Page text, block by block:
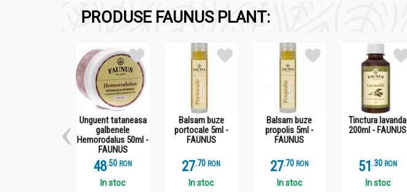
Ingrediente:
Păducel (Crataegus monogyna) flori, frunze (30%),
Talpa-gâștei (Leonurus cardiaca) părți aeriene (30%),
Coada-calului (Equisetum arvense) părți aeriene (10%),
Coada-şoricelului (Achillea millefolium) părți aeriene (10%),
Mușețel (Matricaria chamomilla) flori (10%),
Valeriană (Valeriana officinalis) rădăcină (10%).
PRODUSE FAUNUS PLANT:
Unguent tataneasa
galbenele
Hemorodalus 50ml -
FAUNUS
48.5 RON
In stoc
Balsam buze
portocale 5ml -
FAUNUS
27.7 RON
In stoc
Balsam buze
propolis 5ml -
FAUNUS
27.7 RON
In stoc
Tinctura lavanda
200ml - FAUNUS
51 .3 RON
In stoc